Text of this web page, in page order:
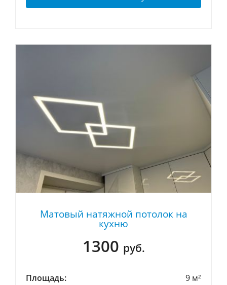
Матовый натяжной потолок на
кухню
1300 руб.
Площадь:
9 м²